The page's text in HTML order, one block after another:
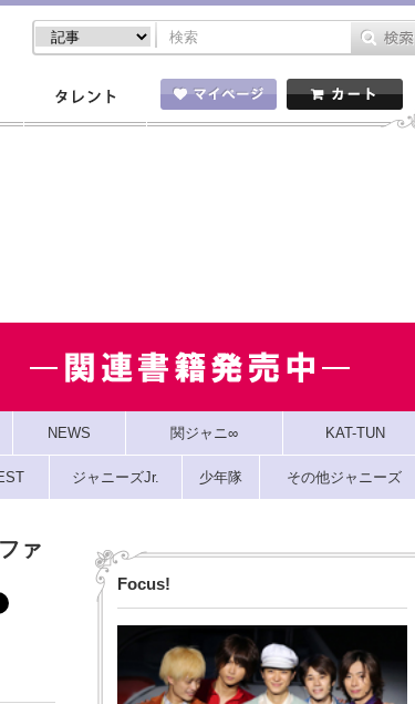
NEWS 関ジャニ∞ KAT-TUN
ジャニーズJr. 少年隊 その他ジャニーズ
ァ
Focus!